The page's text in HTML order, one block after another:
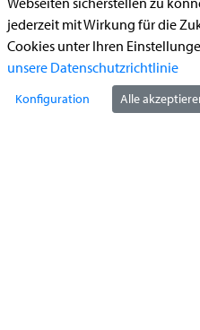
Reiterplakette
Ummeldung zugelassenes
Kontakt
jederzeit mit Wirkung für die
Cookies unter Ihren
unsere Datenschutzrichtlinie
Konfiguration Alle